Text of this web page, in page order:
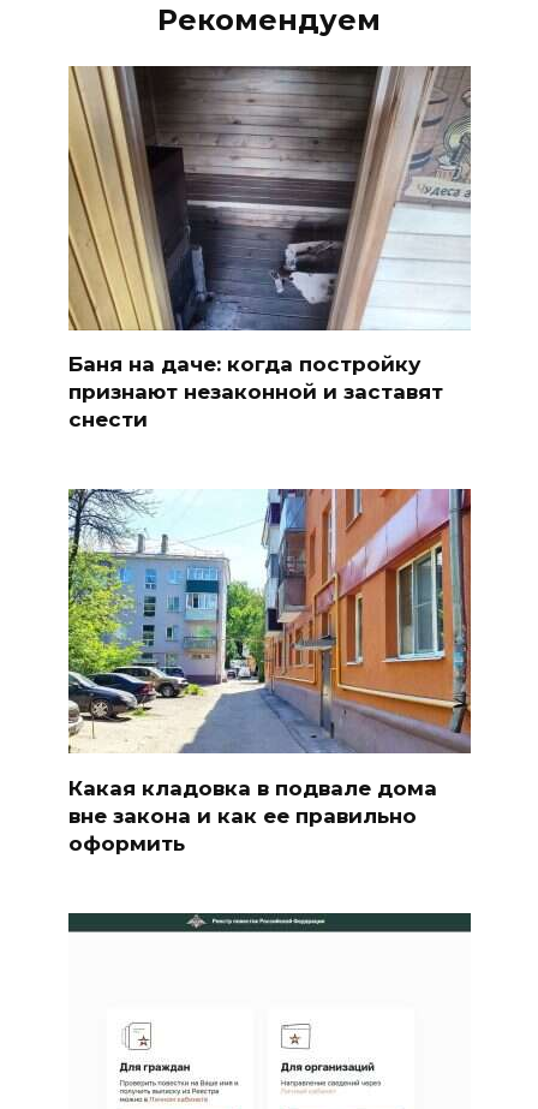
Рекомендуем
Баня на даче: когда постройку
признают незаконной и заставят
снести
Какая кладовка в подвале дома
вне закона и как ее правильно
оформить